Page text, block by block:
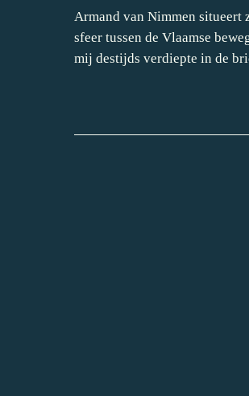
Armand van Nimmen situeert
sfeer tussen de Vlaamse
mij destijds verdiepte in de